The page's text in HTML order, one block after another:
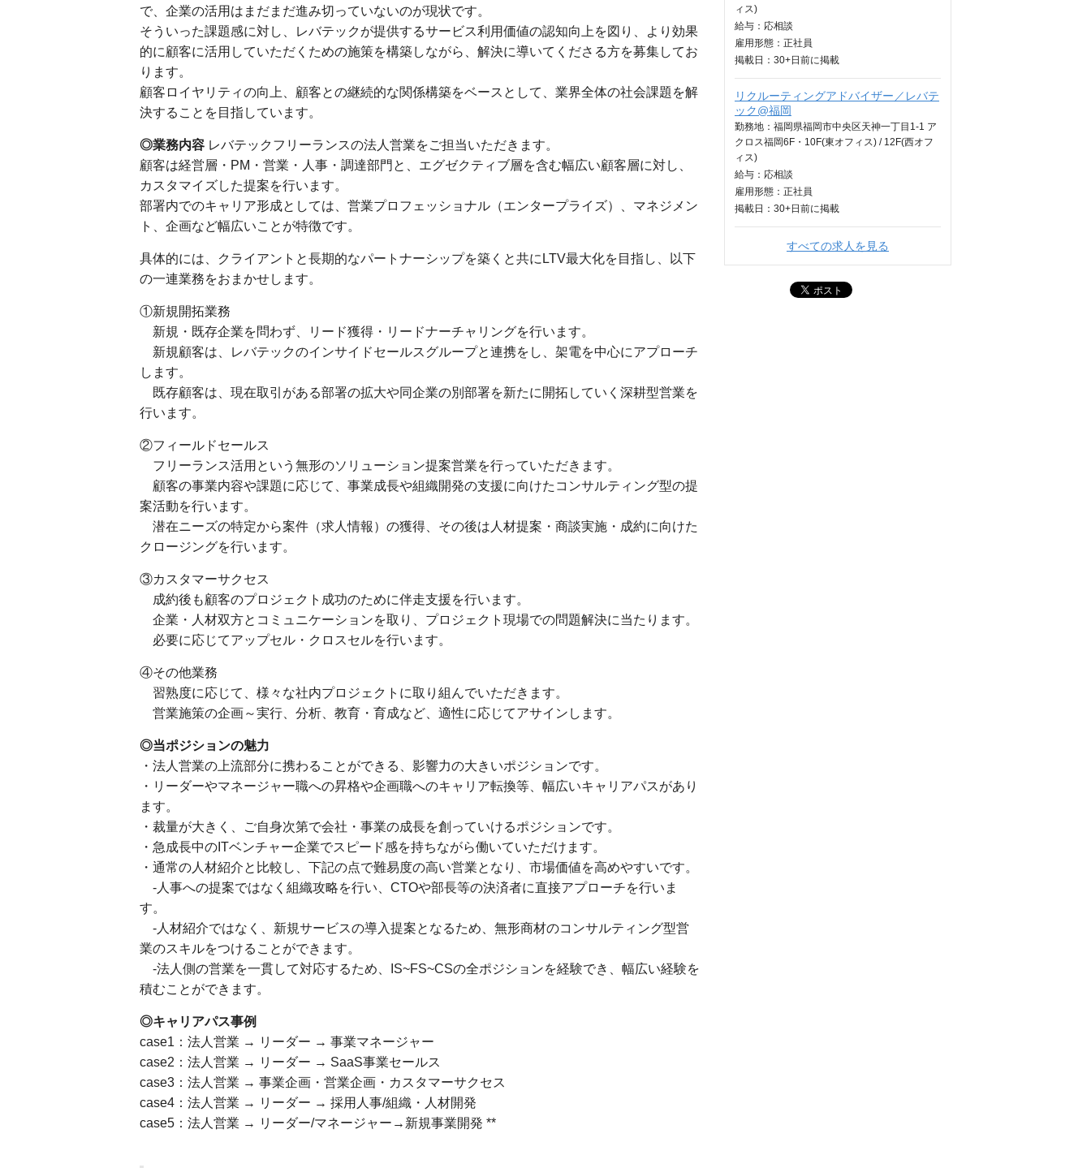
で、企業の活用はまだまだ進み切っていないのが現状です。
そういった課題感に対し、レバテックが提供するサービス利用価値の認知向上を図り、より効果
的に顧客に活用していただくための施策を構築しながら、解決に導いてくださる方を募集してお
ります。
顧客ロイヤリティの向上、顧客との継続的な関係構築をベースとして、業界全体の社会課題を解
決することを目指しています。
◎業務内容 レバテックフリーランスの法人営業をご担当いただきます。
顧客は経営層・PM・営業・人事・調達部門と、エグゼクティブ層を含む幅広い顧客層に対し、
カスタマイズした提案を行います。
部署内でのキャリア形成としては、営業プロフェッショナル（エンタープライズ）、マネジメン
ト、企画など幅広いことが特徴です。
具体的には、クライアントと長期的なパートナーシップを築くと共にLTV最大化を目指し、以下
の一連業務をおまかせします。
①新規開拓業務
新規・既存企業を問わず、リード獲得・リードナーチャリングを行います。
新規顧客は、レバテックのインサイドセールスグループと連携をし、架電を中心にアプローチ
します。
既存顧客は、現在取引がある部署の拡大や同企業の別部署を新たに開拓していく深耕型営業を
行います。
②フィールドセールス
フリーランス活用という無形のソリューション提案営業を行っていただきます。
顧客の事業内容や課題に応じて、事業成長や組織開発の支援に向けたコンサルティング型の提
案活動を行います。
潜在ニーズの特定から案件（求人情報）の獲得、その後は人材提案・商談実施・成約に向けた
クロージングを行います。
③カスタマーサクセス
成約後も顧客のプロジェクト成功のために伴走支援を行います。
企業・人材双方とコミュニケーションを取り、プロジェクト現場での問題解決に当たります。
必要に応じてアップセル・クロスセルを行います。
④その他業務
習熟度に応じて、様々な社内プロジェクトに取り組んでいただきます。
営業施策の企画～実行、分析、教育・育成など、適性に応じてアサインします。
◎当ポジションの魅力
・法人営業の上流部分に携わることができる、影響力の大きいポジションです。
・リーダーやマネージャー職への昇格や企画職へのキャリア転換等、幅広いキャリアパスがあり
ます。
・裁量が大きく、ご自身次第で会社・事業の成長を創っていけるポジションです。
・急成長中のITベンチャー企業でスピード感を持ちながら働いていただけます。
・通常の人材紹介と比較し、下記の点で難易度の高い営業となり、市場価値を高めやすいです。
-人事への提案ではなく組織攻略を行い、CTOや部長等の決済者に直接アプローチを行いま
す。
-人材紹介ではなく、新規サービスの導入提案となるため、無形商材のコンサルティング型営
業のスキルをつけることができます。
-法人側の営業を一貫して対応するため、IS~FS~CSの全ポジションを経験でき、幅広い経験を
積むことができます。
◎キャリアパス事例
case1：法人営業 → リーダー → 事業マネージャー
case2：法人営業 → リーダー → SaaS事業セールス
case3：法人営業 → 事業企画・営業企画・カスタマーサクセス
case4：法人営業 → リーダー → 採用人事/組織・人材開発
case5：法人営業 → リーダー/マネージャー→新規事業開発 **
ィス)
給与： 応相談
雇用形態：正社員
掲載日： 30+日 前に掲載
リクルーティングアドバイザー／レバテ
ック@福岡
勤務地：福岡県福岡市中央区天神一丁目1-1 ア
クロス福岡6F・10F(東オフィス) / 12F(西オフ
ィス)
給与： 応相談
雇用形態：正社員
掲載日： 30+日 前に掲載
すべての求人を見る